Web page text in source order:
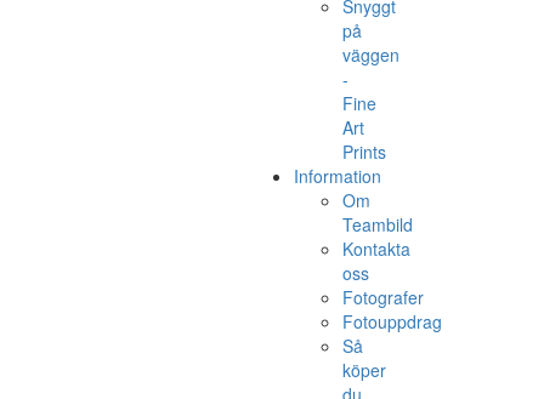
Snyggt
på
väggen
-
Fine
Art
Prints
Information
Om
Teambild
Kontakta
oss
Fotografer
Fotouppdrag
Så
köper
du